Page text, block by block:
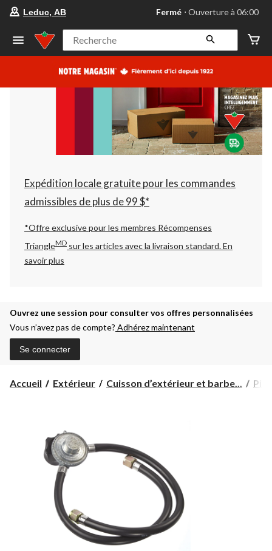
votre
préféré
Leduc,
AB,
courament
Ouverture
à
06:00
cliquer
pour
changer
Leduc, AB Fermé ⋅ Ouverture à 06:00
Recherche
Expédition locale gratuite pour les commandes
admissibles de plus de 99 $*
*Offre exclusive pour les membres Récompenses
TriangleMD sur les articles avec la livraison standard.En
savoir plus
Ouvrez une session pour consulter vos offres personnalisées
Vous n’avez pas de compte? Adhérez maintenant
Se connecter
Accueil Extérieur Cuisson d’extérieur et barbe...